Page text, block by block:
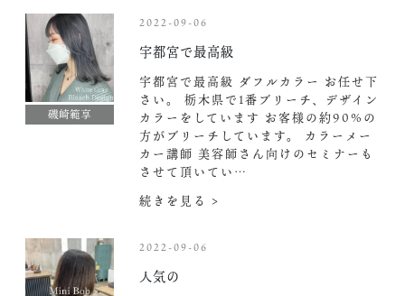
磯崎範享
2022-09-06
宇都宮で最高級
宇都宮で最高級 ダフルカラー お任せ下
さい。 栃木県で1番ブリーチ、デザイン
カラーをしています お客様の約90%の
方がブリーチしています。 カラーメー
カー講師 美容師さん向けのセミナーも
させて頂いてい…
続きを見る >
2022-09-06
人気の